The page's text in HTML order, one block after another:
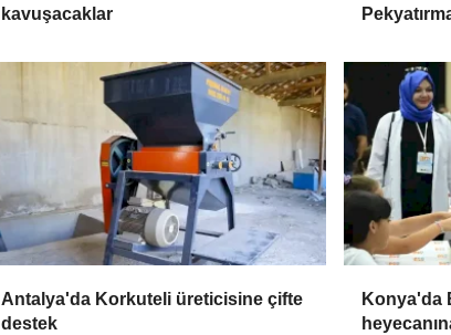
kavuşacaklar
Antalya'da Korkuteli üreticisine çifte
destek
Konya'da